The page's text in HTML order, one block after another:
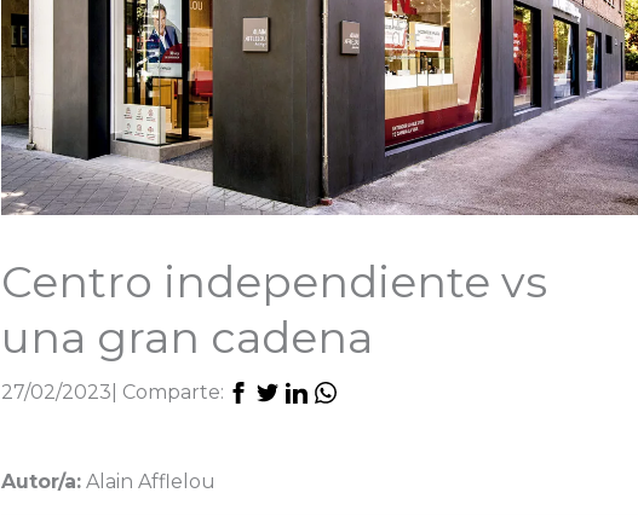
Centro independiente vs
una gran cadena
27/02/2023 | Comparte:
Autor/a: Alain Afflelou